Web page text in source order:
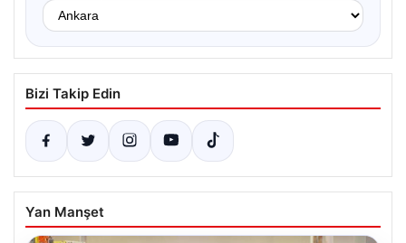
Bizi Takip Edin
Yan Manşet